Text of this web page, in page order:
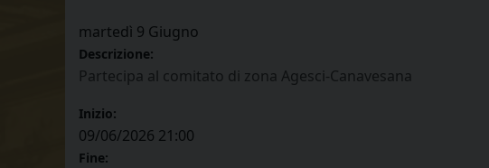
martedì 9 Giugno
Descrizione:
Partecipa al comitato di zona Agesci-Canavesana
Inizio:
09/06/2026 21:00
Fine: